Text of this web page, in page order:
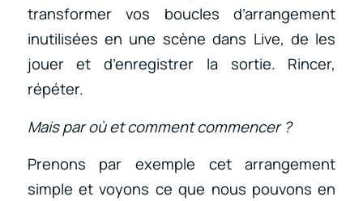
transformer vos boucles d’arrangement
inutilisées en une scène dans Live, de les
jouer et d’enregistrer la sortie. Rincer,
répéter.
Mais par où et comment commencer ?
Prenons par exemple cet arrangement
simple et voyons ce que nous pouvons en